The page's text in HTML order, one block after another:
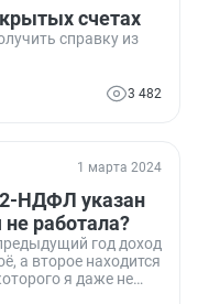
счетах
справку из
3 482
1 марта 2024
2-НДФЛ указан
не работала?
год доход
а второе находится
я даже не